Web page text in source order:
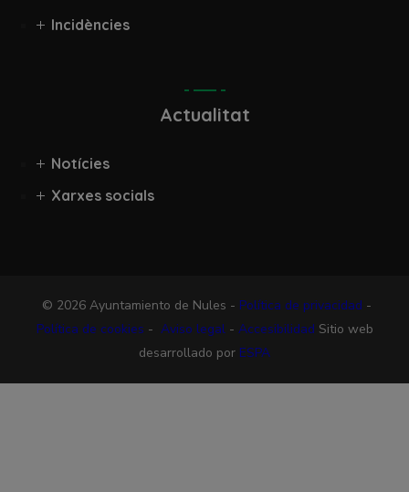
Incidències
Actualitat
Notícies
Xarxes socials
© 2026 Ayuntamiento de Nules - Política de privacidad -
Política de cookies - Aviso legal- Accesibilidad Sitio web
desarrollado por ESPA